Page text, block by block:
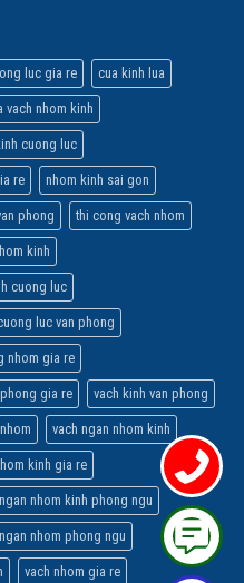
luc gia re cua kinh lua
vach nhom kinh
cuong luc
re nhom kinh sai gon
phong thi cong vach nhom
kinh
cuong luc
luc van phong
nhom gia re
gia re vach kinh van phong
vach ngan nhom kinh
kinh gia re
nhom kinh phong ngu
nhom phong ngu
vach nhom gia re